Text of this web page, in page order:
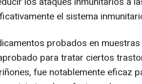
el sistema
probados en
para tratar ciertos
fue notablemente eficaz